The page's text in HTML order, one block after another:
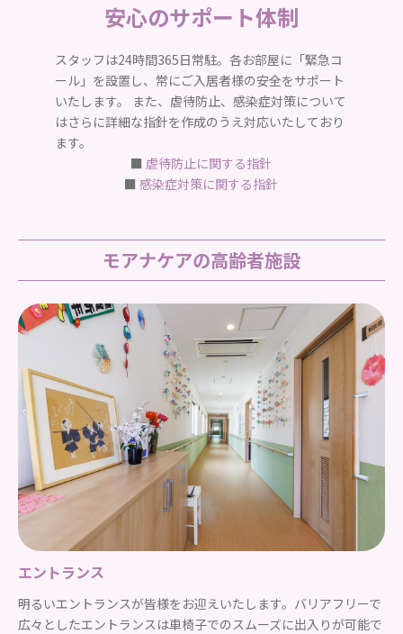
安心のサポート体制
スタッフは24時間365日常駐。 各お部屋に「緊急コ
ール」を設置し、常にご入居者様の安全をサポート
いたします。 また、虐待防止、感染症対策について
はさらに詳細な指針を作成のうえ対応いたしており
ます。
■ 虐待防止に関する指針
■感染症対策に関する指針
モアナケアの高齢者施設
エントランス
明るいエントランスが皆様をお迎えいたします。バリアフリーで
広々としたエントランスは車椅子でのスムーズに出入りが可能で